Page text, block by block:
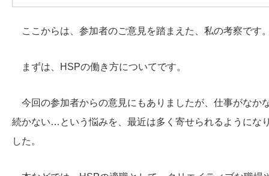
ここからは、参加者のご意見を踏まえた、私の考察です
まずは、HSPの働き方についてです。
今回の参加者からの意見にもありましたが、仕事がなか
続かない…という悩みを、最近は多く寄せられるようにな
した。